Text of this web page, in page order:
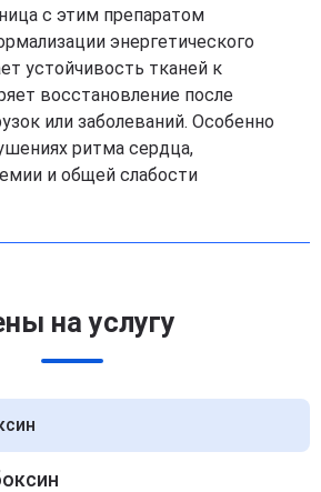
с этим препаратом
энергетического
устойчивость тканей к
восстановление после
или заболеваний. Особенно
ритма сердца,
и общей слабости
на услугу